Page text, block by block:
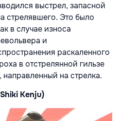
выстрел, запасной
стрелявшего. Это было
в случае износа
и
раскаленного
в отстрелянной гильзе
направленный на стрелка.
Kenju)